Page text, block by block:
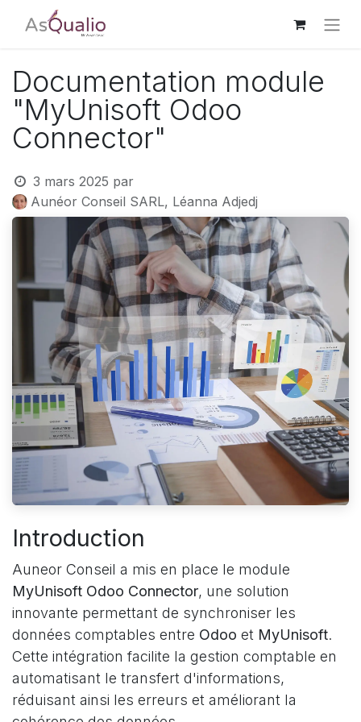
Documentation module
"MyUnisoft Odoo
Connector"
3 mars 2025 par
Aunéor Conseil SARL, Léanna Adjedj
Introduction
Auneor Conseil a mis en place le module
MyUnisoft Odoo Connector, une solution
innovante permettant de synchroniser les
données comptables entre Odoo et MyUnisoft.
Cette intégration facilite la gestion comptable en
automatisant le transfert d'informations,
réduisant ainsi les erreurs et améliorant la